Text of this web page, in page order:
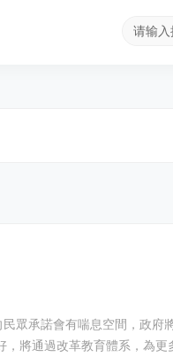
眾承諾會有喘息空間，政府
政府做得未夠好，需要做得更好，將通過改革教育